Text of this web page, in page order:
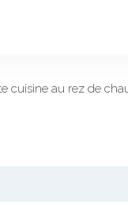
cuisine au rez de